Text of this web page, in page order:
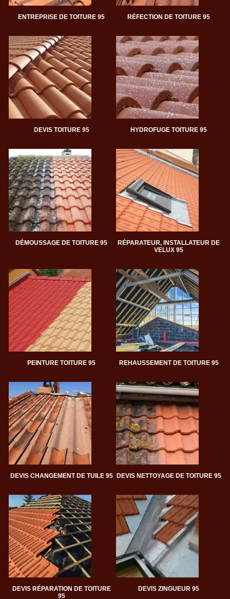
ENTREPRISE DE TOITURE 95 RÉFECTION DE TOITURE 95
DEVIS TOITURE 95 HYDROFUGE TOITURE 95
DÉMOUSSAGE DE TOITURE 95
RÉPARATEUR, INSTALLATEUR DE
VELUX 95
PEINTURE TOITURE 95 REHAUSSEMENT DE TOITURE 95
DEVIS CHANGEMENT DE TUILE 95 DEVIS NETTOYAGE DE TOITURE 95
DEVIS RÉPARATION DE TOITURE
95
DEVIS ZINGUEUR 95